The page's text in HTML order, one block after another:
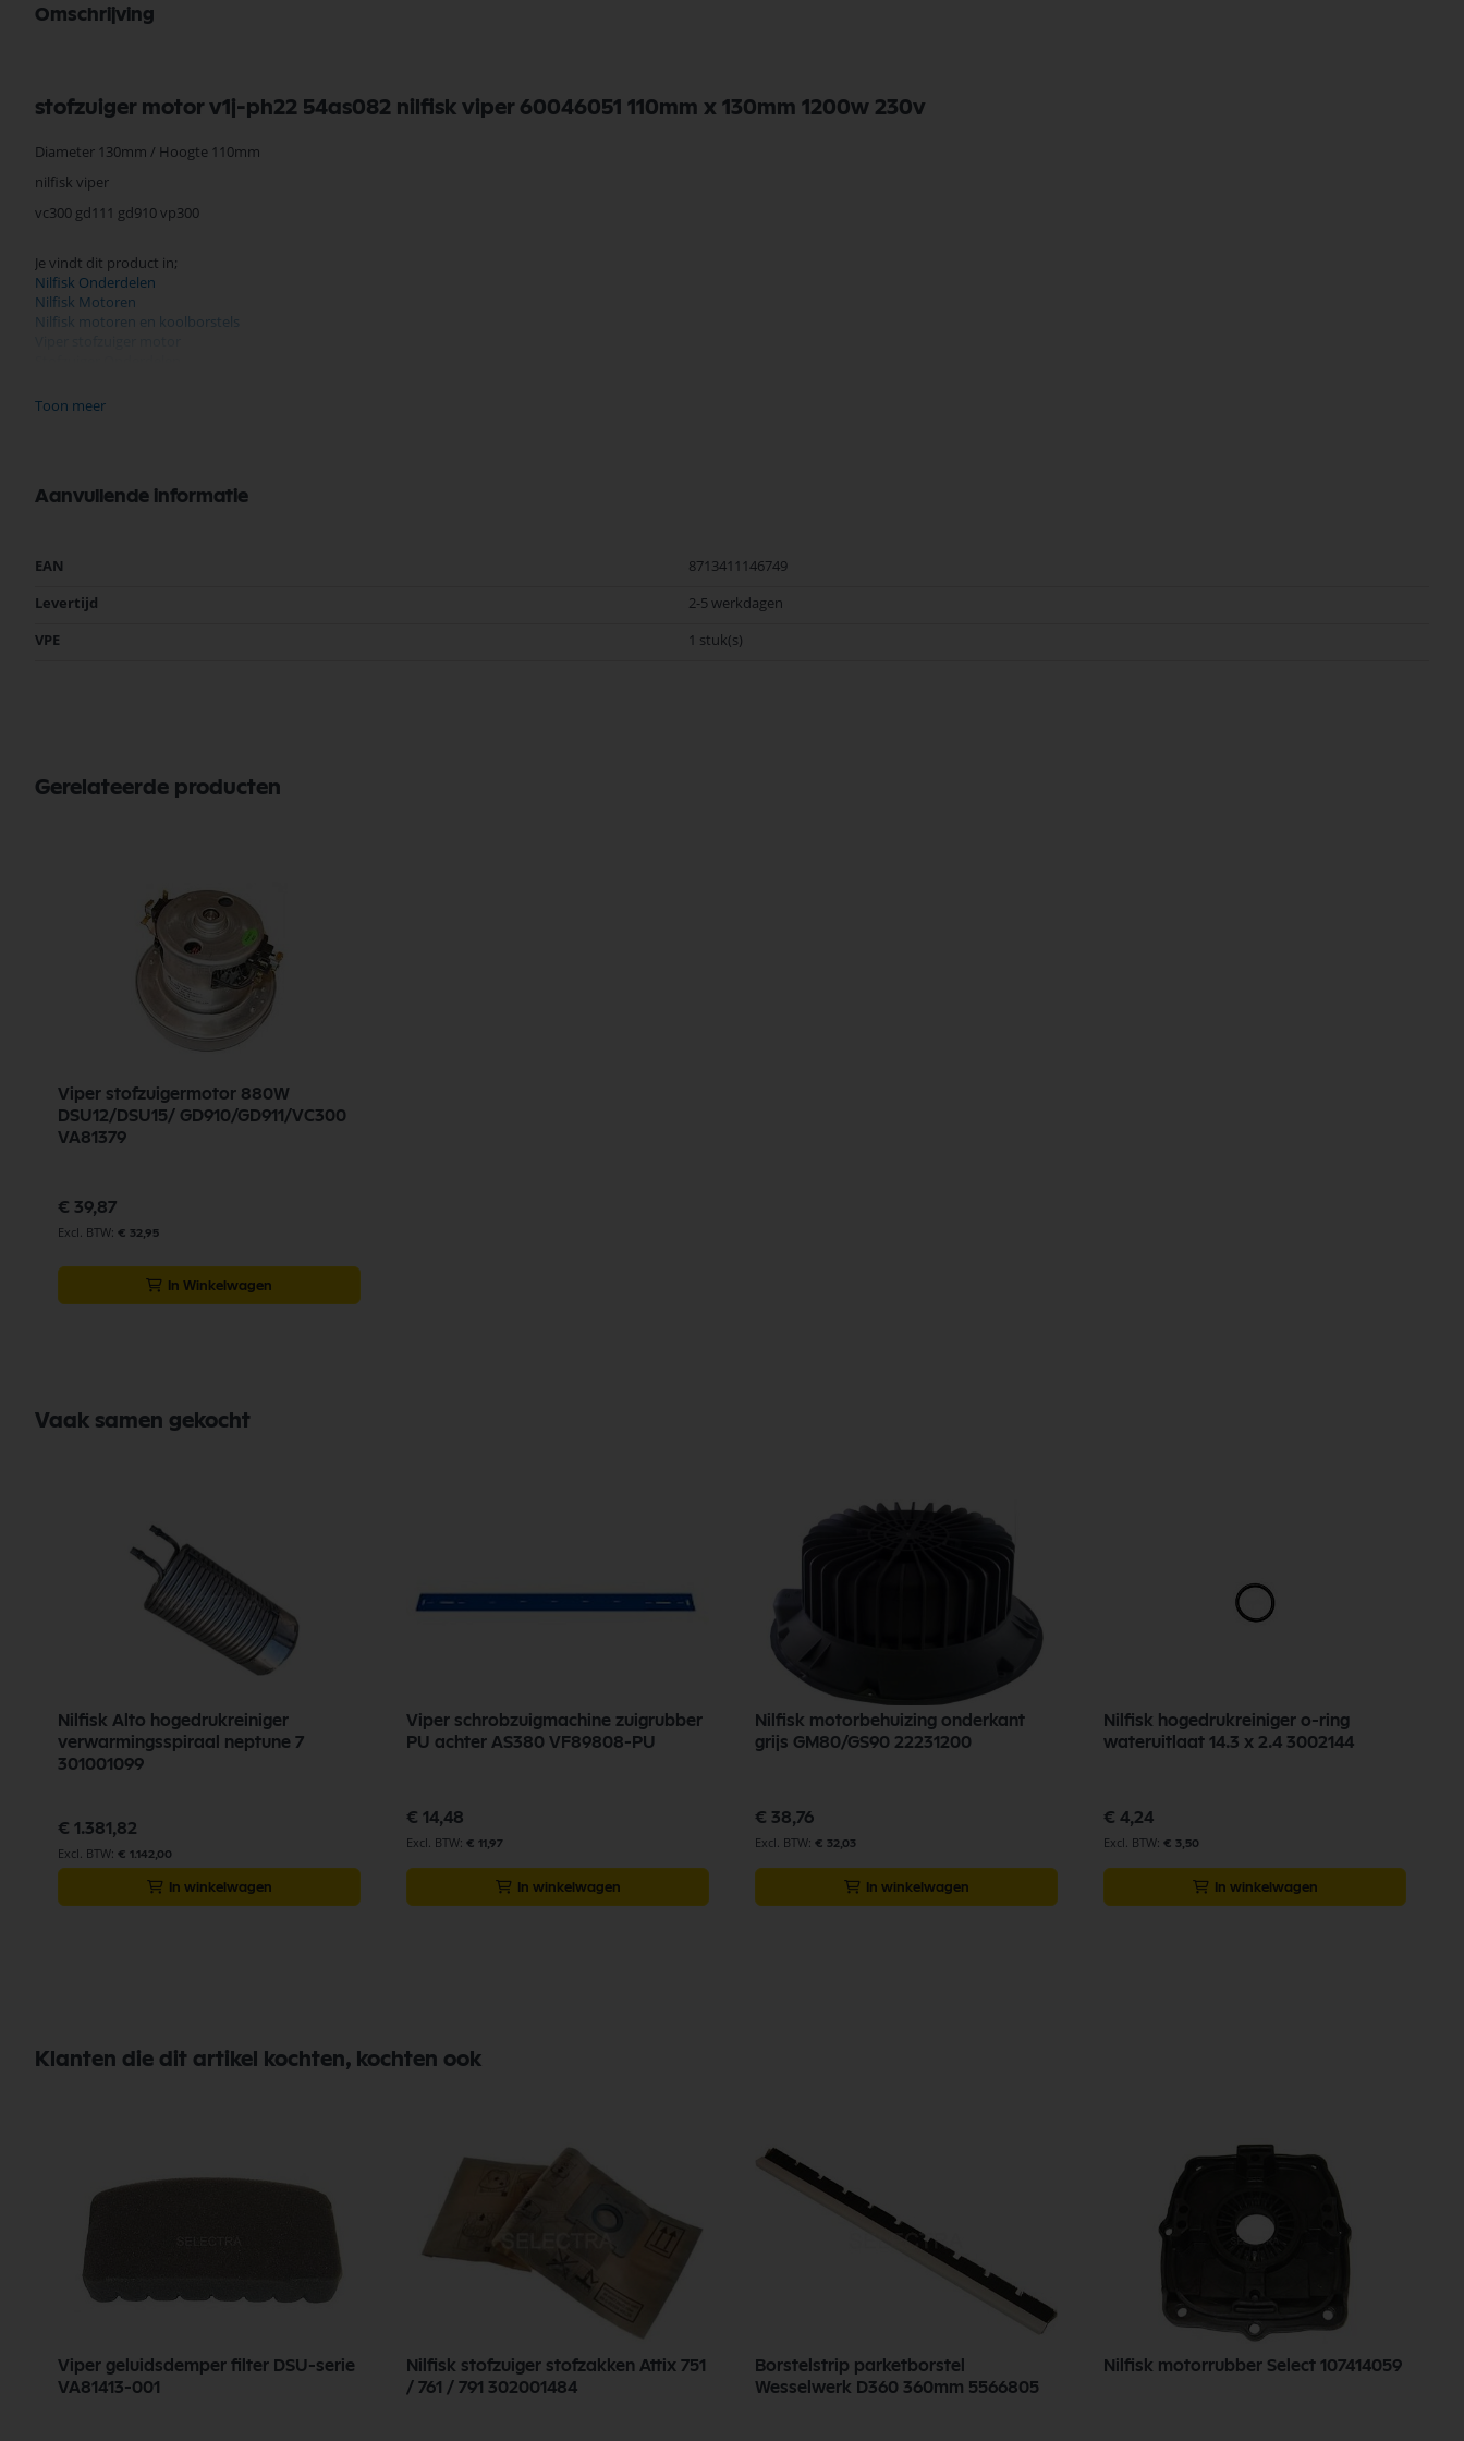
Omschrijving
stofzuiger motor v1j-ph22 54as082 nilfisk viper 60046051 110mm x 130mm 1200w 230v
Diameter 130mm / Hoogte 110mm
nilfisk viper
vc300 gd111 gd910 vp300
Je vindt dit product in;
Nilfisk Onderdelen
Nilfisk Motoren
Nilfisk motoren en koolborstels
Nilfisk Onderdelen
Toon meer
Aanvullende informatie
Meer
EAN
8713411146749
Levertijd
2-5 werkdagen
VPE
1 stuk(s)
Gerelateerde producten
Viper stofzuigermotor 880W
DSU12/DSU15/ GD910/GD911/VC300
VA81379
€ 39,87
€ 32,95
In Winkelwagen
Vaak samen gekocht
Nilfisk Alto hogedrukreiniger
verwarmingsspiraal neptune 7
301001099
€ 1.381,82
€ 1.142,00
In winkelwagen
Viper schrobzuigmachine zuigrubber
PU achter AS380 VF89808-PU
€ 14,48
€ 11,97
In winkelwagen
Nilfisk motorbehuizing onderkant
grijs GM80/GS90 22231200
€ 38,76
€ 32,03
In winkelwagen
Nilfisk hogedrukreiniger o-ring
wateruitlaat 14.3 x 2.4 3002144
€ 4,24
€ 3,50
In winkelwagen
Klanten die dit artikel kochten, kochten ook
Viper geluidsdemper filter DSU-serie
VA81413-001
Nilfisk stofzuiger stofzakken Attix 751
/ 761 / 791 302001484
Borstelstrip parketborstel
Wesselwerk D360 360mm 5566805
Nilfisk motorrubber Select 107414059